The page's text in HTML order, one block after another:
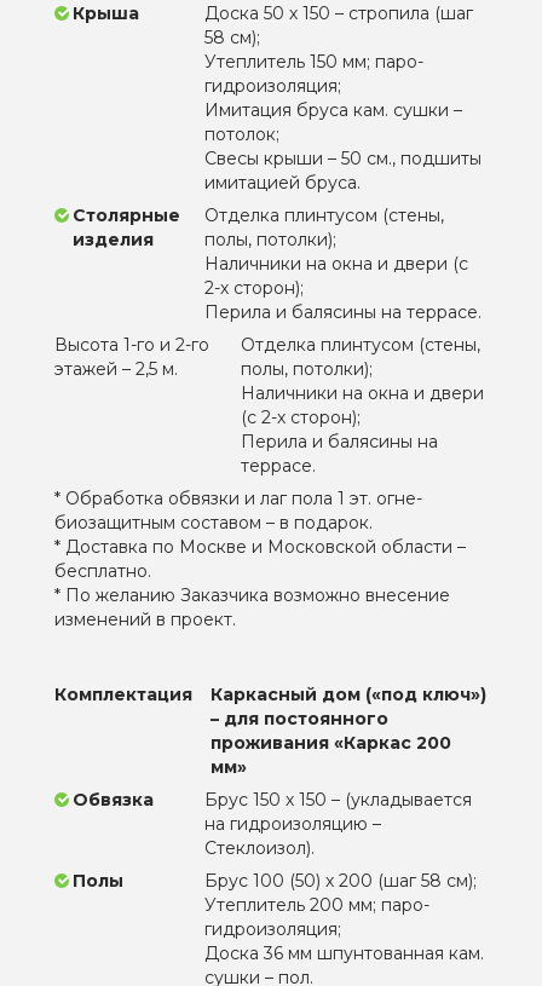
Крыша
Доска 50 х 150 – стропила (шаг
58 см);
Утеплитель 150 мм; паро-
гидроизоляция;
Имитация бруса кам. сушки –
потолок;
Свесы крыши – 50 см., подшиты
имитацией бруса.
Столярные
изделия
Отделка плинтусом (стены,
полы, потолки);
Наличники на окна и двери (с
2-х сторон);
Перила и балясины на террасе.
Высота 1-го и 2-го
этажей – 2,5 м.
Отделка плинтусом (стены,
полы, потолки);
Наличники на окна и двери
(с 2-х сторон);
Перила и балясины на
террасе.
* Обработка обвязки и лаг пола 1 эт. огне-
биозащитным составом – в подарок.
* Доставка по Москве и Московской области –
бесплатно.
* По желанию Заказчика возможно внесение
изменений в проект.
Комплектация
Каркасный дом («под ключ»)
– для постоянного
проживания «Каркас 200
мм»
Обвязка
Брус 150 х 150 – (укладывается
на гидроизоляцию –
Стеклоизол).
Полы
Брус 100 (50) х 200 (шаг 58 см);
Утеплитель 200 мм; паро-
гидроизоляция;
Доска 36 мм шпунтованная кам.
сушки – пол.